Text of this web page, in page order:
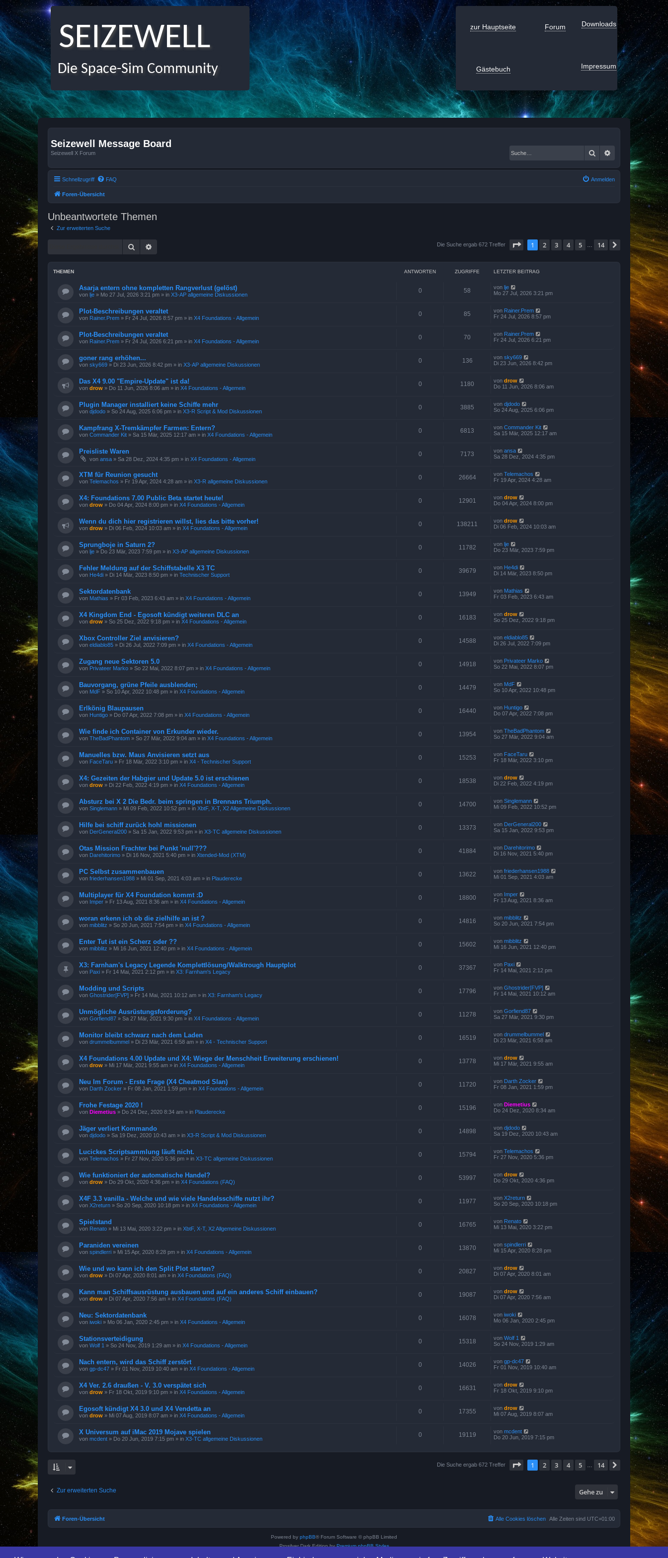
SEIZEWELL
Die Space-Sim Community
zur Hauptseite Forum Downloads
Gästebuch Impressum
Seizewell Message Board
Seizewell X Forum Suche Erweiterte Suche
Schnellzugriff FAQ Anmelden
Foren-Übersicht
Unbeantwortete Themen
Zur erweiterten Suche
Suche Die Suche ergab 672 Treffer Seite von14
1 2 3 4 5 14 Nächste
THEMEN ANTWORTEN ZUGRIFFE LETZTER BEITRAG
Asarja entern ohne kompletten Rangverlust (gelöst)
von lje » Mo 27 Jul, 2026 3:21 pm » in X3-AP allgemeine Diskussionen
0 58 von lje
Mo 27 Jul, 2026 3:21 pm
Plot-Beschreibungen veraltet
von Rainer.Prem » Fr 24 Jul, 2026 8:57 pm » in X4 Foundations - Allgemein
0 85 von Rainer.Prem
Fr 24 Jul, 2026 8:57 pm
Plot-Beschreibungen veraltet
von Rainer.Prem » Fr 24 Jul, 2026 6:21 pm » in X4 Foundations - Allgemein
0 70 von Rainer.Prem
Fr 24 Jul, 2026 6:21 pm
goner rang erhöhen...
von sky669 » Di 23 Jun, 2026 8:42 pm » in X3-AP allgemeine Diskussionen
0 136 von sky669
Di 23 Jun, 2026 8:42 pm
Das X4 9.00 "Empire-Update" ist da!
von drow » Do 11 Jun, 2026 8:06 am » in X4 Foundations - Allgemein
0 1180 von drow
Do 11 Jun, 2026 8:06 am
Plugin Manager installiert keine Schiffe mehr
von djdodo » So 24 Aug, 2025 6:06 pm » in X3-R Script & Mod Diskussionen
0 3885 von djdodo
So 24 Aug, 2025 6:06 pm
Kampfrang X-Tremkämpfer Farmen: Entern?
von Commander Kit » Sa 15 Mär, 2025 12:17 am » in X4 Foundations - Allgemein
0 6813 von Commander Kit
Sa 15 Mär, 2025 12:17 am
Preisliste Waren
von ansa » Sa 28 Dez, 2024 4:35 pm » in X4 Foundations - Allgemein
0 7173 von ansa
Sa 28 Dez, 2024 4:35 pm
XTM für Reunion gesucht
von Telemachos » Fr 19 Apr, 2024 4:28 am » in X3-R allgemeine Diskussionen
0 26664 von Telemachos
Fr 19 Apr, 2024 4:28 am
X4: Foundations 7.00 Public Beta startet heute!
von drow » Do 04 Apr, 2024 8:00 pm » in X4 Foundations - Allgemein
0 12901 von drow
Do 04 Apr, 2024 8:00 pm
Wenn du dich hier registrieren willst, lies das bitte vorher!
von drow » Di 06 Feb, 2024 10:03 am » in X4 Foundations - Allgemein
0 138211 von drow
Di 06 Feb, 2024 10:03 am
Sprungboje in Saturn 2?
von lje » Do 23 Mär, 2023 7:59 pm » in X3-AP allgemeine Diskussionen
0 11782 von lje
Do 23 Mär, 2023 7:59 pm
Fehler Meldung auf der Schiffstabelle X3 TC
von He4di » Di 14 Mär, 2023 8:50 pm » in Technischer Support
0 39679 von He4di
Di 14 Mär, 2023 8:50 pm
Sektordatenbank
von Mathias » Fr 03 Feb, 2023 6:43 am » in X4 Foundations - Allgemein
0 13949 von Mathias
Fr 03 Feb, 2023 6:43 am
X4 Kingdom End - Egosoft kündigt weiteren DLC an
von drow » So 25 Dez, 2022 9:18 pm » in X4 Foundations - Allgemein
0 16183 von drow
So 25 Dez, 2022 9:18 pm
Xbox Controller Ziel anvisieren?
von eldiablo85 » Di 26 Jul, 2022 7:09 pm » in X4 Foundations - Allgemein
0 14588 von eldiablo85
Di 26 Jul, 2022 7:09 pm
Zugang neue Sektoren 5.0
von Privateer Marko » So 22 Mai, 2022 8:07 pm » in X4 Foundations - Allgemein
0 14918 von Privateer Marko
So 22 Mai, 2022 8:07 pm
Bauvorgang, grüne Pfeile ausblenden;
von MdF » So 10 Apr, 2022 10:48 pm » in X4 Foundations - Allgemein
0 14479 von MdF
So 10 Apr, 2022 10:48 pm
Erlkönig Blaupausen
von Huntigo » Do 07 Apr, 2022 7:08 pm » in X4 Foundations - Allgemein
0 16440 von Huntigo
Do 07 Apr, 2022 7:08 pm
Wie finde ich Container von Erkunder wieder.
von TheBadPhantom » So 27 Mär, 2022 9:04 am » in X4 Foundations - Allgemein
0 13954 von TheBadPhantom
So 27 Mär, 2022 9:04 am
Manuelles bzw. Maus Anvisieren setzt aus
von FaceTaru » Fr 18 Mär, 2022 3:10 pm » in X4 - Technischer Support
0 15253 von FaceTaru
Fr 18 Mär, 2022 3:10 pm
X4: Gezeiten der Habgier und Update 5.0 ist erschienen
von drow » Di 22 Feb, 2022 4:19 pm » in X4 Foundations - Allgemein
0 18538 von drow
Di 22 Feb, 2022 4:19 pm
Absturz bei X 2 Die Bedr. beim springen in Brennans Triumph.
von Singlemann » Mi 09 Feb, 2022 10:52 pm » in XbtF, X-T, X2 Allgemeine Diskussionen
0 14700 von Singlemann
Mi 09 Feb, 2022 10:52 pm
Hilfe bei schiff zurück hohl missionen
von DerGeneral200 » Sa 15 Jan, 2022 9:53 pm » in X3-TC allgemeine Diskussionen
0 13373 von DerGeneral200
Sa 15 Jan, 2022 9:53 pm
Otas Mission Frachter bei Punkt 'null'???
von Darehitorimo » Di 16 Nov, 2021 5:40 pm » in Xtended-Mod (XTM)
0 41884 von Darehitorimo
Di 16 Nov, 2021 5:40 pm
PC Selbst zusammenbauen
von friederhansen1988 » Mi 01 Sep, 2021 4:03 am » in Plauderecke
0 13622 von friederhansen1988
Mi 01 Sep, 2021 4:03 am
Multiplayer für X4 Foundation kommt :D
von Imper » Fr 13 Aug, 2021 8:36 am » in X4 Foundations - Allgemein
0 18800 von Imper
Fr 13 Aug, 2021 8:36 am
woran erkenn ich ob die zielhilfe an ist ?
von mibblitz » So 20 Jun, 2021 7:54 pm » in X4 Foundations - Allgemein
0 14816 von mibblitz
So 20 Jun, 2021 7:54 pm
Enter Tut ist ein Scherz oder ??
von mibblitz » Mi 16 Jun, 2021 12:40 pm » in X4 Foundations - Allgemein
0 15602 von mibblitz
Mi 16 Jun, 2021 12:40 pm
X3: Farnham's Legacy Legende Komplettlösung/Walktrough Hauptplot
von Paxi » Fr 14 Mai, 2021 2:12 pm » in X3: Farnham's Legacy
0 37367 von Paxi
Fr 14 Mai, 2021 2:12 pm
Modding und Scripts
von Ghostrider[FVP] » Fr 14 Mai, 2021 10:12 am » in X3: Farnham's Legacy
0 17796 von Ghostrider[FVP]
Fr 14 Mai, 2021 10:12 am
Unmögliche Ausrüstungsforderung?
von Gorfiend87 » Sa 27 Mär, 2021 9:30 pm » in X4 Foundations - Allgemein
0 11278 von Gorfiend87
Sa 27 Mär, 2021 9:30 pm
Monitor bleibt schwarz nach dem Laden
von drummelbummel » Di 23 Mär, 2021 6:58 am » in X4 - Technischer Support
0 16519 von drummelbummel
Di 23 Mär, 2021 6:58 am
X4 Foundations 4.00 Update und X4: Wiege der Menschheit Erweiterung erschienen!
von drow » Mi 17 Mär, 2021 9:55 am » in X4 Foundations - Allgemein
0 13778 von drow
Mi 17 Mär, 2021 9:55 am
Neu Im Forum - Erste Frage (X4 Cheatmod Slan)
von Darth Zocker » Fr 08 Jan, 2021 1:59 pm » in X4 Foundations - Allgemein
0 11720 von Darth Zocker
Fr 08 Jan, 2021 1:59 pm
Frohe Festage 2020 !
von Diemetius » Do 24 Dez, 2020 8:34 am » in Plauderecke
0 15196 von Diemetius
Do 24 Dez, 2020 8:34 am
Jäger verliert Kommando
von djdodo » Sa 19 Dez, 2020 10:43 am » in X3-R Script & Mod Diskussionen
0 14898 von djdodo
Sa 19 Dez, 2020 10:43 am
Lucickes Scriptsammlung läuft nicht.
von Telemachos » Fr 27 Nov, 2020 5:36 pm » in X3-TC allgemeine Diskussionen
0 15794 von Telemachos
Fr 27 Nov, 2020 5:36 pm
Wie funktioniert der automatische Handel?
von drow » Do 29 Okt, 2020 4:36 pm » in X4 Foundations (FAQ)
0 53997 von drow
Do 29 Okt, 2020 4:36 pm
X4F 3.3 vanilla - Welche und wie viele Handelsschiffe nutzt ihr?
von X2return » So 20 Sep, 2020 10:18 pm » in X4 Foundations - Allgemein
0 11977 von X2return
So 20 Sep, 2020 10:18 pm
Spielstand
von Renato » Mi 13 Mai, 2020 3:22 pm » in XbtF, X-T, X2 Allgemeine Diskussionen
0 16765 von Renato
Mi 13 Mai, 2020 3:22 pm
Paraniden vereinen
von spindlerri » Mi 15 Apr, 2020 8:28 pm » in X4 Foundations - Allgemein
0 13870 von spindlerri
Mi 15 Apr, 2020 8:28 pm
Wie und wo kann ich den Split Plot starten?
von drow » Di 07 Apr, 2020 8:01 am » in X4 Foundations (FAQ)
0 20827 von drow
Di 07 Apr, 2020 8:01 am
Kann man Schiffsausrüstung ausbauen und auf ein anderes Schiff einbauen?
von drow » Di 07 Apr, 2020 7:56 am » in X4 Foundations (FAQ)
0 19087 von drow
Di 07 Apr, 2020 7:56 am
Neu: Sektordatenbank
von iwoki » Mo 06 Jan, 2020 2:45 pm » in X4 Foundations - Allgemein
0 16078 von iwoki
Mo 06 Jan, 2020 2:45 pm
Stationsverteidigung
von Wolf 1 » So 24 Nov, 2019 1:29 am » in X4 Foundations - Allgemein
0 15318 von Wolf 1
So 24 Nov, 2019 1:29 am
Nach entern, wird das Schiff zerstört
von gp-dc47 » Fr 01 Nov, 2019 10:40 am » in X4 Foundations - Allgemein
0 14026 von gp-dc47
Fr 01 Nov, 2019 10:40 am
X4 Ver. 2.6 draußen - V. 3.0 verspätet sich
von drow » Fr 18 Okt, 2019 9:10 pm » in X4 Foundations - Allgemein
0 16631 von drow
Fr 18 Okt, 2019 9:10 pm
Egosoft kündigt X4 3.0 und X4 Vendetta an
von drow » Mi 07 Aug, 2019 8:07 am » in X4 Foundations - Allgemein
0 17355 von drow
Mi 07 Aug, 2019 8:07 am
X Universum auf iMac 2019 Mojave spielen
von mcdent » Do 20 Jun, 2019 7:15 pm » in X3-TC allgemeine Diskussionen
0 19119 von mcdent
Do 20 Jun, 2019 7:15 pm
Die Suche ergab 672 Treffer Seite von14
1 2 3 4 5 14 Nächste
Zur erweiterten Suche Gehe zu
Foren-Übersicht Alle Zeiten sind UTC+01:00
Alle Cookies löschen
Powered by phpBB® Forum Software © phpBB Limited
Prosilver Dark Edition byPremium phpBB Styles